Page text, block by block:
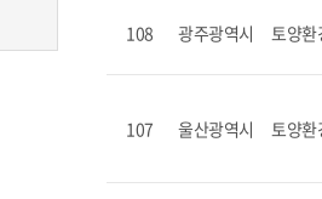
108 광주광역시 토양환
107 울산광역시 토양환